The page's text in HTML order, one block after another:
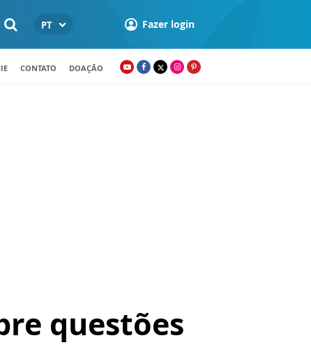
PT Fazer login
CONTATO DOAÇÃO
questões